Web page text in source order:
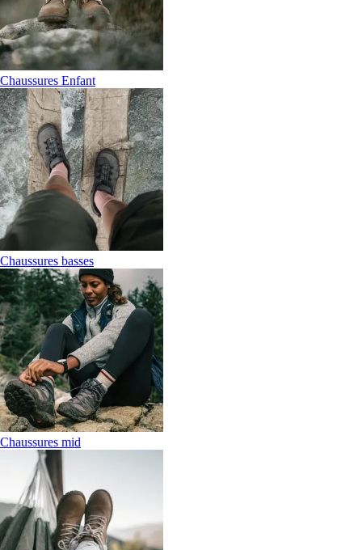
Chaussures Enfant
Chaussures basses
Chaussures mid